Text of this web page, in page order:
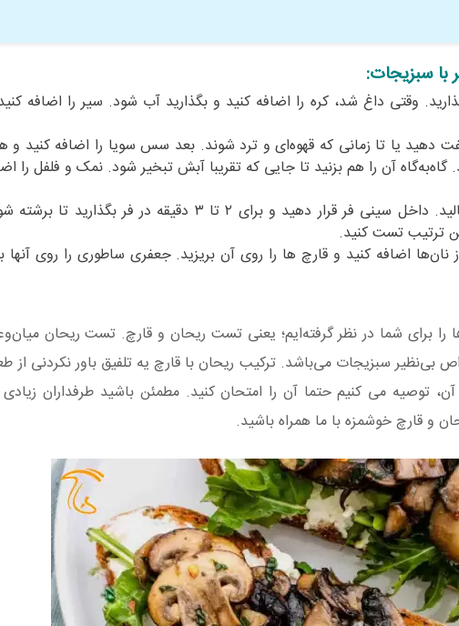
با سبزیجات:
وقتی داغ شد، کره را اضافه کنید و بگذارید آب شود. سیر را اضافه
کنید و برای ۵ دقیقه تفت دهید یا تا زمانی که قهوه‌ای و ترد شوند. بعد سس سویا را اضافه کنید
دهید. گاه‌به‌گاه آن را هم بزنید تا جایی که تقریبا آبش تبخیر شود. نمک و فلفل را
دو طرف نان تست‌ها را روغن زیتون بمالید. داخل سینی فر قرار دهید و برای ۲ تا ۳ دقیقه در فر
ترتیب تست کنید.
نان‌ها اضافه کنید و قارچ‌ ها را روی آن بریزید. جعفری ساطوری را روی آنها
را برای شما در نظر گرفته‌ایم؛ یعنی تست ریحان و قارچ. تست ریحان
بی‌نظیر سبزیجات می‌باشد. ترکیب ریحان با قارچ یه تلفیق باور نکردنی از
می کنیم حتما آن را امتحان کنید. مطمئن باشید طرفداران زیادی
و قارچ خوشمزه با ما همراه باشید.